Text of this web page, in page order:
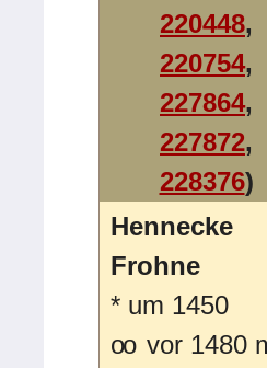
220448,
220754,
227864,
227872,
228376)
Hennecke
Frohne
* um 1450
oo vor 1480